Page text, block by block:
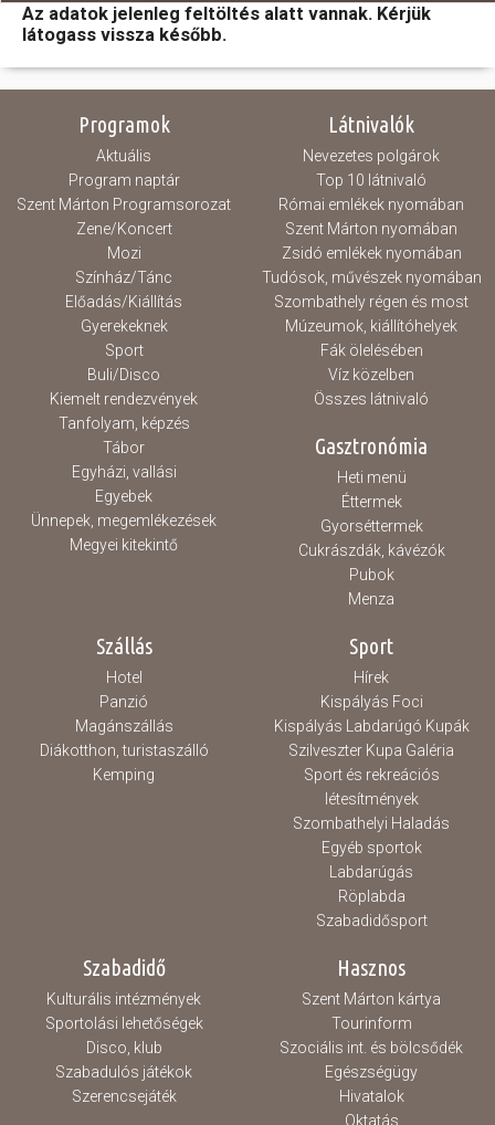
Az adatok jelenleg feltöltés alatt vannak. Kérjük
látogass vissza később.
Programok
Aktuális
Program naptár
Szent Márton Programsorozat
Zene/Koncert
Mozi
Színház/Tánc
Előadás/Kiállítás
Gyerekeknek
Sport
Buli/Disco
Kiemelt rendezvények
Tanfolyam, képzés
Tábor
Egyházi, vallási
Egyebek
Ünnepek, megemlékezések
Megyei kitekintő
Látnivalók
Nevezetes polgárok
Top 10 látnivaló
Római emlékek nyomában
Szent Márton nyomában
Zsidó emlékek nyomában
Tudósok, művészek nyomában
Szombathely régen és most
Múzeumok, kiállítóhelyek
Fák ölelésében
Víz közelben
Összes látnivaló
Gasztronómia
Heti menü
Éttermek
Gyorséttermek
Cukrászdák, kávézók
Pubok
Menza
Szállás
Hotel
Panzió
Magánszállás
Diákotthon, turistaszálló
Kemping
Sport
Hírek
Kispályás Foci
Kispályás Labdarúgó Kupák
Szilveszter Kupa Galéria
Sport és rekreációs
létesítmények
Szombathelyi Haladás
Egyéb sportok
Labdarúgás
Röplabda
Szabadidősport
Szabadidő
Kulturális intézmények
Sportolási lehetőségek
Disco, klub
Szabadulós játékok
Szerencsejáték
Hasznos
Szent Márton kártya
Tourinform
Szociális int. és bölcsődék
Egészségügy
Hivatalok
Oktatás